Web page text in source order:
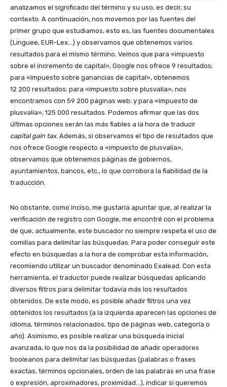
analizamos el significado del término y su uso, es decir, su
contexto. A continuación, nos movemos por las fuentes del
primer grupo que estudiamos, esto es, las fuentes documentales
(Linguee, EUR-Lex…) y observamos que obtenemos varios
resultados para el mismo término. Vemos que para «impuesto
sobre el incremento de capital», Google nos ofrece 9 resultados;
para «impuesto sobre ganancias de capital», obtenemos
12 200 resultados; para «impuesto sobre plusvalía», nos
encontramos con 59 200 páginas web; y para «impuesto de
plusvalía», 125 000 resultados. Podemos afirmar que las dos
últimas opciones serán las más fiables a la hora de traducir
capital gain tax. Además, si observamos el tipo de resultados que
nos ofrece Google respecto a «impuesto de plusvalía»,
observamos que obtenemos páginas de gobiernos,
ayuntamientos, bancos, etc., lo que corrobora la fiabilidad de la
traducción.
No obstante, como inciso, me gustaría apuntar que, al realizar la
verificación de registro con Google, me encontré con el problema
de que, actualmente, este buscador no siempre respeta el uso de
comillas para delimitar las búsquedas. Para poder conseguir este
efecto en búsquedas a la hora de comprobar esta información,
recomiendo utilizar un buscador denominado Exalead. Con esta
herramienta, el traductor puede realizar búsquedas aplicando
diversos filtros para delimitar todavía más los resultados
obtenidos. De este modo, es posible añadir filtros una vez
obtenidos los resultados (a la izquierda aparecen las opciones de
idioma, términos relacionados, tipo de páginas web, categoría o
año). Asimismo, es posible realizar una búsqueda inicial
avanzada, lo que nos da la posibilidad de añadir operadores
booleanos para delimitar las búsquedas (palabras o frases
exactas, términos opcionales, orden de las palabras en una frase
o expresión, aproximadores, proximidad…), indicar si queremos